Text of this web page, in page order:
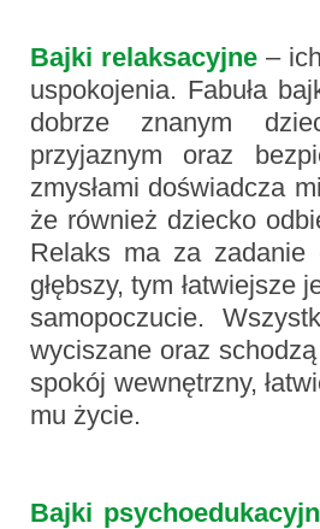
Bajki relaksacyjne –
uspokojenia. Fabuła
dobrze znanym
przyjaznym oraz
zmysłami doświadcza
że również dziecko
Relaks ma za zadanie
głębszy, tym łatwiejsze
samopoczucie.
wyciszane oraz
spokój wewnętrzny,
mu życie.
Bajki